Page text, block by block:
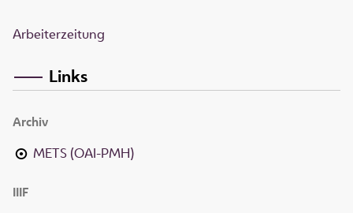
Arbeiterzeitung
Links
Archiv
METS (OAI-PMH)
IIIF